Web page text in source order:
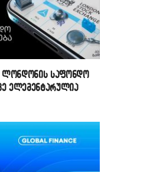
ლონდონის საფონდო
ელემენტარულია